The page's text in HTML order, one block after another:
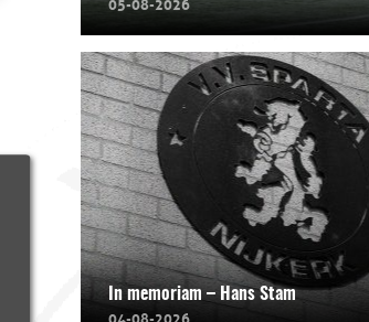
In memoriam – Hans Stam
04-08-2026